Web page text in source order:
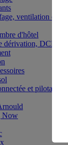
ventilation et
d'hôtel
dérivation, DCL et
et pilotage
Now